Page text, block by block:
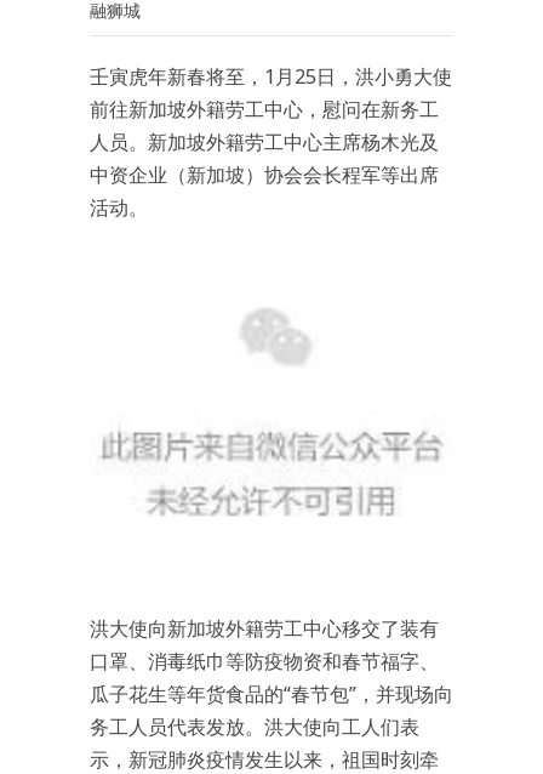
融狮城
壬寅虎年新春将至，1月25日，洪小勇大使
前往新加坡外籍劳工中心，慰问在新务工
人员。新加坡外籍劳工中心主席杨木光及
中资企业（新加坡）协会会长程军等出席
活动。
洪大使向新加坡外籍劳工中心移交了装有
口罩、消毒纸巾等防疫物资和春节福字、
瓜子花生等年货食品的“春节包”，并现场向
务工人员代表发放。洪大使向工人们表
示，新冠肺炎疫情发生以来，祖国时刻牵